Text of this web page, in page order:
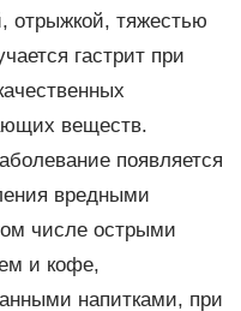
отрыжкой, тяжестью
гастрит при
веществ.
появляется
вредными
числе острыми
и кофе,
напитками, при